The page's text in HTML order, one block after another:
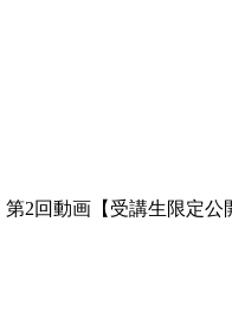
2回動画【受講生限定公